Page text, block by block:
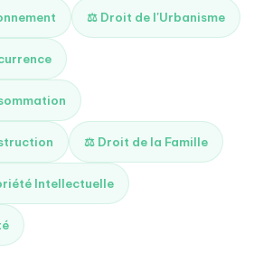
⚖️ Droit de l'Urbanisme
⚖️ Droit de la Famille
Intellectuelle